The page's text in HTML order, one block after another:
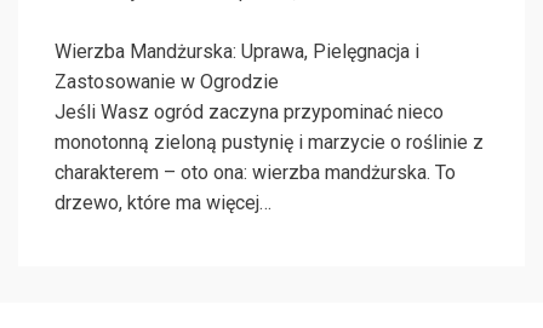
Wierzba Mandżurska: Uprawa, Pielęgnacja i
Zastosowanie w Ogrodzie
Jeśli Wasz ogród zaczyna przypominać nieco
monotonną zieloną pustynię i marzycie o roślinie z
charakterem – oto ona: wierzba mandżurska. To
drzewo, które ma więcej…